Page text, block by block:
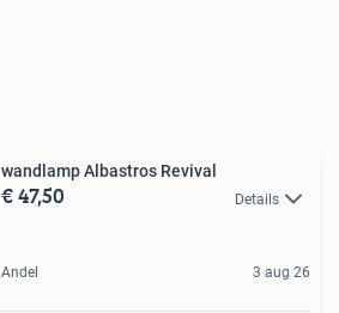
wandlamp Albastros Revival
€ 47,50 Details
Andel 3 aug 26